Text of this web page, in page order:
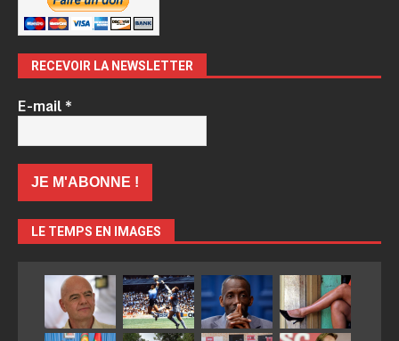
RECEVOIR LA NEWSLETTER
E-mail*
LE TEMPS EN IMAGES